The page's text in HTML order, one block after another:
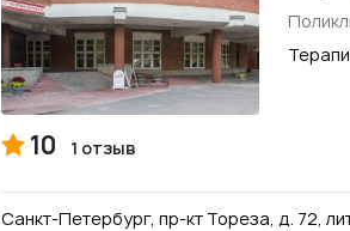
10 1 отзыв
Санкт-Петербург, пр-кт Тореза, д. 72,